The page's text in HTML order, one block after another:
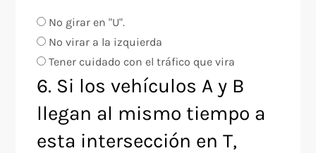
No girar en "U".
No virar a la izquierda
Tener cuidado con el tráfico que vira
6. Si los vehículos A y B
llegan al mismo tiempo a
esta intersección en T,